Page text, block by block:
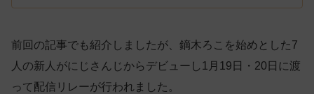
前回の記事でも紹介しましたが、鏑木ろこを始めとした7
人の新人がにじさんじからデビューし1月19日・20日に渡
って配信リレーが行われました。